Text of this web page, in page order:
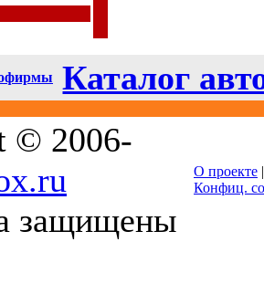
Каталог
© 2006-
защищены
О проекте
Конфиц.